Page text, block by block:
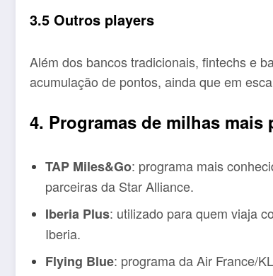
3.5 Outros players
Além dos bancos tradicionais, fintechs e
acumulação de pontos, ainda que em
4. Programas de milhas mais
TAP Miles&Go: programa mais
parceiras da Star Alliance.
Iberia Plus: utilizado para quem viaja
Iberia.
Flying Blue: programa da Air France/